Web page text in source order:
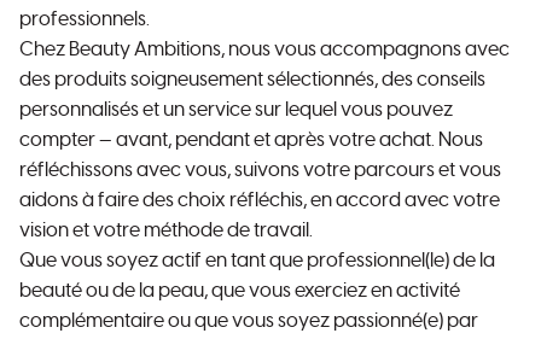
professionnels.
Chez Beauty Ambitions, nous vous accompagnons avec
des produits soigneusement sélectionnés, des conseils
personnalisés et un service sur lequel vous pouvez
compter — avant, pendant et après votre achat. Nous
réfléchissons avec vous, suivons votre parcours et vous
aidons à faire des choix réfléchis, en accord avec votre
vision et votre méthode de travail.
Que vous soyez actif en tant que professionnel(le) de la
beauté ou de la peau, que vous exerciez en activité
complémentaire ou que vous soyez passionné(e) par